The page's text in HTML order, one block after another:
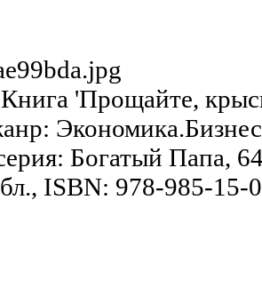
Книга 'Прощайте,
Богатый Папа,
ISBN: 978-985-15-